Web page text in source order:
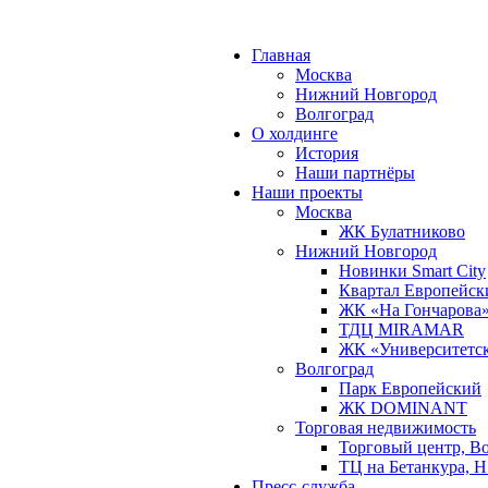
Главная
Москва
Нижний Новгород
Волгоград
О холдинге
История
Наши партнёры
Наши проекты
Москва
ЖК Булатниково
Нижний Новгород
Новинки Smart City
Квартал
ЖК «На Гончарова»
ТДЦ MIRAMAR
ЖК
Волгоград
Парк Европейский
ЖК DOMINANT
Торговая недвижимость
Торговый центр,
ТЦ на Бетанкура,